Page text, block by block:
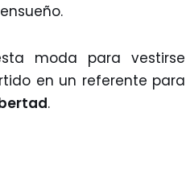
moda para vestirse
en un referente para
.